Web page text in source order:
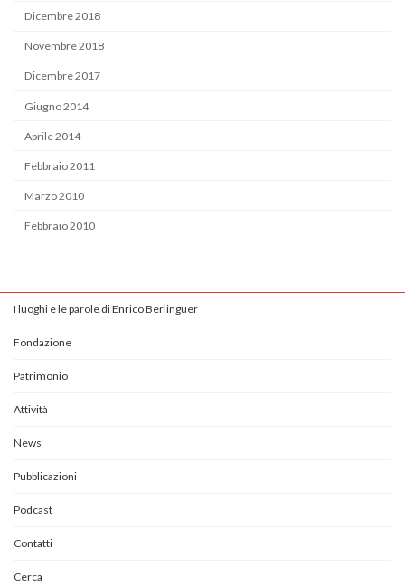
Dicembre 2018
Novembre 2018
Dicembre 2017
Giugno 2014
Aprile 2014
Febbraio 2011
Marzo 2010
Febbraio 2010
I luoghi e le parole di Enrico Berlinguer
Fondazione
Patrimonio
Attività
News
Pubblicazioni
Podcast
Contatti
Cerca